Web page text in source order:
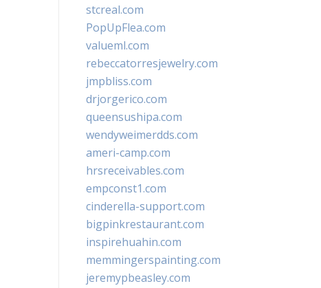
stcreal.com
PopUpFlea.com
valueml.com
rebeccatorresjewelry.com
jmpbliss.com
drjorgerico.com
queensushipa.com
wendyweimerdds.com
ameri-camp.com
hrsreceivables.com
empconst1.com
cinderella-support.com
bigpinkrestaurant.com
inspirehuahin.com
memmingerspainting.com
jeremypbeasley.com